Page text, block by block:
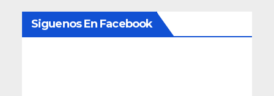
Siguenos En Facebook